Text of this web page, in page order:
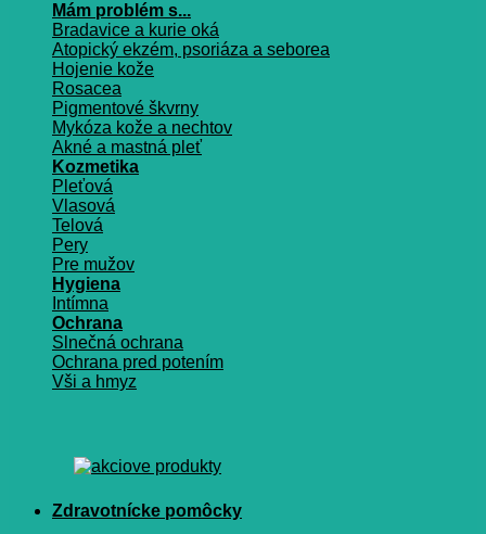
Mám problém s...
Bradavice a kurie oká
Atopický ekzém, psoriáza a seborea
Hojenie kože
Rosacea
Pigmentové škvrny
Mykóza kože a nechtov
Akné a mastná pleť
Kozmetika
Pleťová
Vlasová
Telová
Pery
Pre mužov
Hygiena
Intímna
Ochrana
Slnečná ochrana
Ochrana pred potením
Vši a hmyz
Zdravotnícke pomôcky